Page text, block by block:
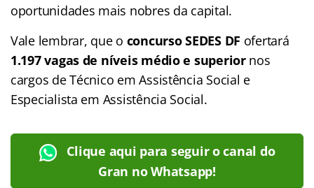
oportunidades mais nobres da capital.
Vale lembrar, que o concurso SEDES DF ofertará
1.197 vagas de níveis médio e superiornos
cargos de Técnico em Assistência Social e
Especialista em Assistência Social.
Clique aqui para seguir o canal do
Gran no Whatsapp!